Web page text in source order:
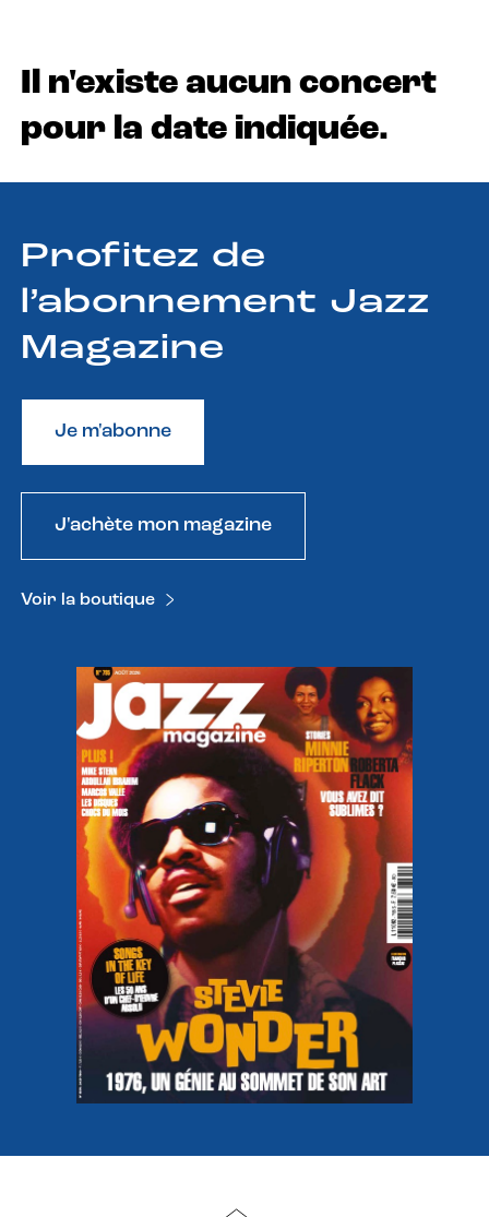
Il n'existe aucun concert
pour la date indiquée.
Profitez de
l’abonnement Jazz
Magazine
Je m'abonne
J'achète mon magazine
Voir la boutique